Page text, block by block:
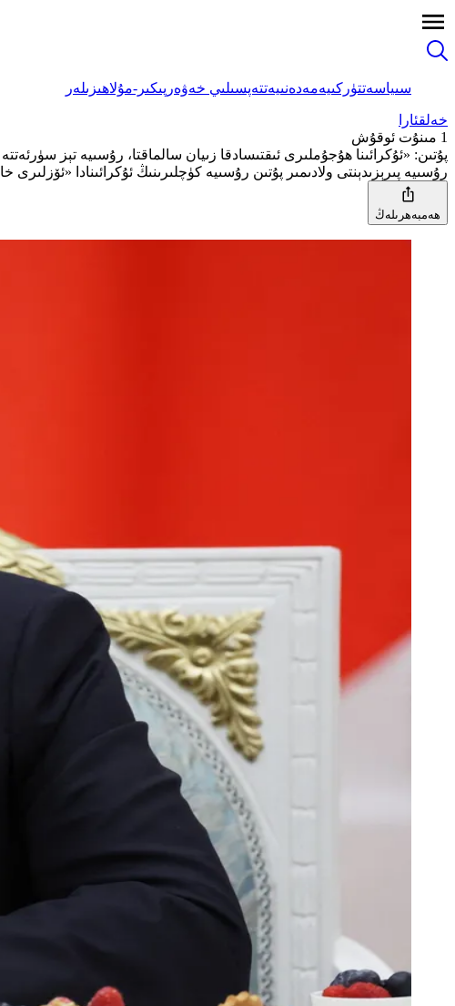
سىياسەتتۈركىيەمەدەنىيەتتەپسىلىي خەۋەر پىكىر-مۇلاھىزىلەر
خەلقئارا
1 مىنۇت ئوقۇش
پۇتىن: «ئۇكرائىنا ھۇجۇملىرى ئىقتىسادقا زىيان سالماقتا، رۇسىيە تېز
رۇسىيە پىرېزىدېنتى ولادىمىر پۇتىن رۇسىيە كۈچلىرىنىڭ ئۇكرائىنادا «ئۆزلىرى
ھەمبەھرىلەڭ